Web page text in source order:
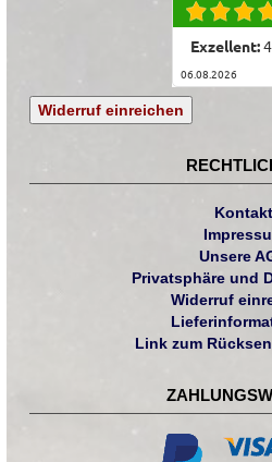
Exzellent:
06.08.2026
Widerruf einreichen
Kontakt
Unsere
Privatsphäre und
Widerruf
Link zum